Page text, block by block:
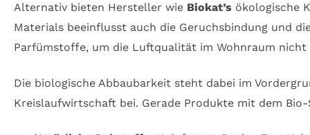
Alternativ bieten Hersteller wie Biokat’s ökologische
Materials beeinflusst auch die Geruchsbindung und
Parfümstoffe, um die Luftqualität im Wohnraum
Die biologische Abbaubarkeit steht dabei im
Kreislaufwirtschaft bei. Gerade Produkte mit dem